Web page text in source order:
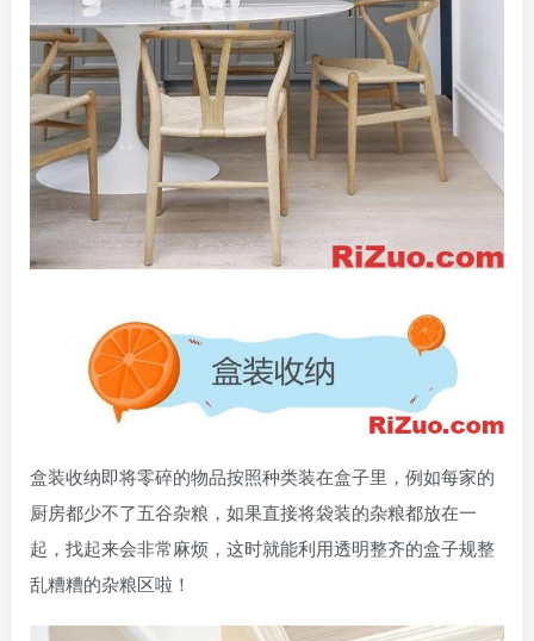
盒装收纳即将零碎的物品按照种类装在盒子里，例如每家的
厨房都少不了五谷杂粮，如果直接将袋装的杂粮都放在一
起，找起来会非常麻烦，这时就能利用透明整齐的盒子规整
乱糟糟的杂粮区啦！